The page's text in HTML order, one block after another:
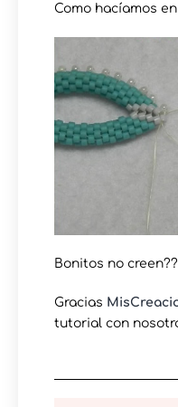
Como hacíamos en
Bonitos no
Gracias
tutorial con